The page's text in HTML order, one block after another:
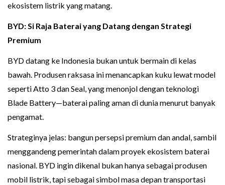
ekosistem listrik yang matang.
BYD: Si Raja Baterai yang Datang dengan Strategi
Premium
BYD datang ke Indonesia bukan untuk bermain di kelas
bawah. Produsen raksasa ini menancapkan kuku lewat model
seperti Atto 3 dan Seal, yang menonjol dengan teknologi
Blade Battery—baterai paling aman di dunia menurut banyak
pengamat.
Strateginya jelas: bangun persepsi premium dan andal, sambil
menggandeng pemerintah dalam proyek ekosistem baterai
nasional. BYD ingin dikenal bukan hanya sebagai produsen
mobil listrik, tapi sebagai simbol masa depan transportasi